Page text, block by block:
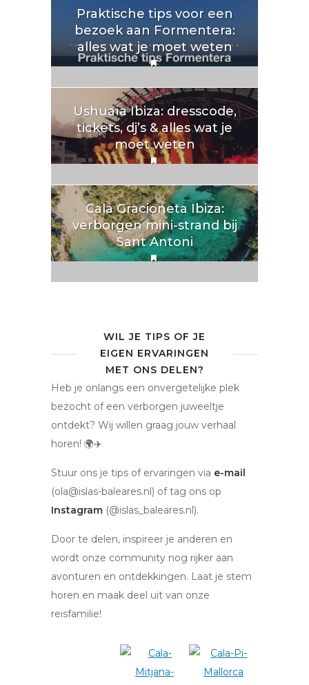
Praktische tips voor een
bezoek aan Formentera:
alles wat je moet weten
Ushuaïa Ibiza: dresscode,
tickets, dj’s & alles wat je
moet weten
Cala Gracioneta Ibiza:
verborgen mini-strand bij
Sant Antoni
WIL JE TIPS OF JE
EIGEN ERVARINGEN
MET ONS DELEN?
Heb je onlangs een onvergetelijke plek
bezocht of een verborgen juweeltje
ontdekt? Wij willen graag jouw verhaal
horen! 🌍✈️
Stuur ons je tips of ervaringen via e-mail
(ola@islas-baleares.nl) of tag ons op
Instagram (@islas_baleares.nl).
Door te delen, inspireer je anderen en
wordt onze community nog rijker aan
avonturen en ontdekkingen. Laat je stem
horen en maak deel uit van onze
reisfamilie!